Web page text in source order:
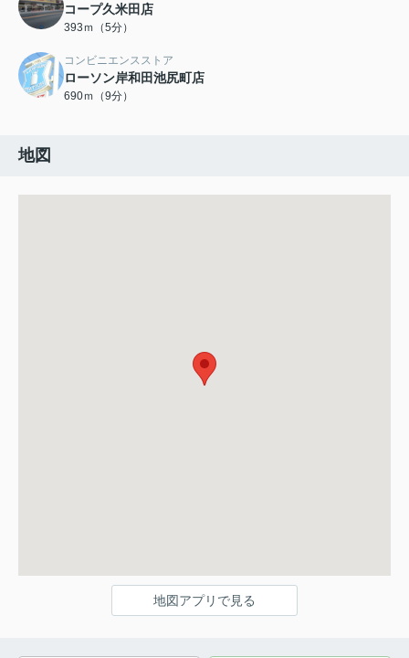
コープ久米田店
393ｍ（5分）
コンビニエンスストア
ローソン岸和田池尻町店
690ｍ（9分）
地図
地図アプリで見る